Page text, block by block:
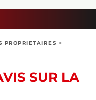
PROPRIETAIRES >
SUR LA